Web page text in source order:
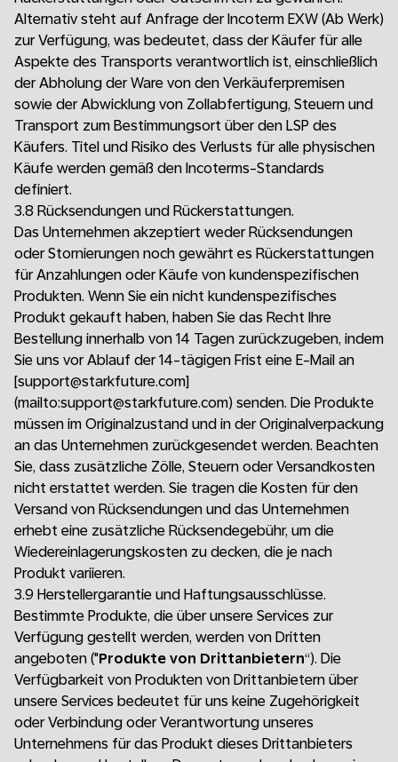
Alternativ steht auf Anfrage der Incoterm EXW (Ab Werk)
zur Verfügung, was bedeutet, dass der Käufer für alle
Aspekte des Transports verantwortlich ist, einschließlich
der Abholung der Ware von den Verkäuferpremisen
sowie der Abwicklung von Zollabfertigung, Steuern und
Transport zum Bestimmungsort über den LSP des
Käufers. Titel und Risiko des Verlusts für alle physischen
Käufe werden gemäß den Incoterms-Standards
definiert.
3.8 Rücksendungen und Rückerstattungen.
Das Unternehmen akzeptiert weder Rücksendungen
oder Stornierungen noch gewährt es Rückerstattungen
für Anzahlungen oder Käufe von kundenspezifischen
Produkten. Wenn Sie ein nicht kundenspezifisches
Produkt gekauft haben, haben Sie das Recht Ihre
Bestellung innerhalb von 14 Tagen zurückzugeben, indem
Sie uns vor Ablauf der 14-tägigen Frist eine E-Mail an
[support@starkfuture.com]
(mailto:support@starkfuture.com) senden. Die Produkte
müssen im Originalzustand und in der Originalverpackung
an das Unternehmen zurückgesendet werden. Beachten
Sie, dass zusätzliche Zölle, Steuern oder Versandkosten
nicht erstattet werden. Sie tragen die Kosten für den
Versand von Rücksendungen und das Unternehmen
erhebt eine zusätzliche Rücksendegebühr, um die
Wiedereinlagerungskosten zu decken, die je nach
Produkt variieren.
3.9 Herstellergarantie und Haftungsausschlüsse.
Bestimmte Produkte, die über unsere Services zur
Verfügung gestellt werden, werden von Dritten
angeboten ("Produkte von Drittanbietern“). Die
Verfügbarkeit von Produkten von Drittanbietern über
unsere Services bedeutet für uns keine Zugehörigkeit
oder Verbindung oder Verantwortung unseres
Unternehmens für das Produkt dieses Drittanbieters